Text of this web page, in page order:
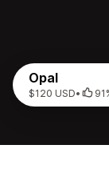
Opal
$120 USD•